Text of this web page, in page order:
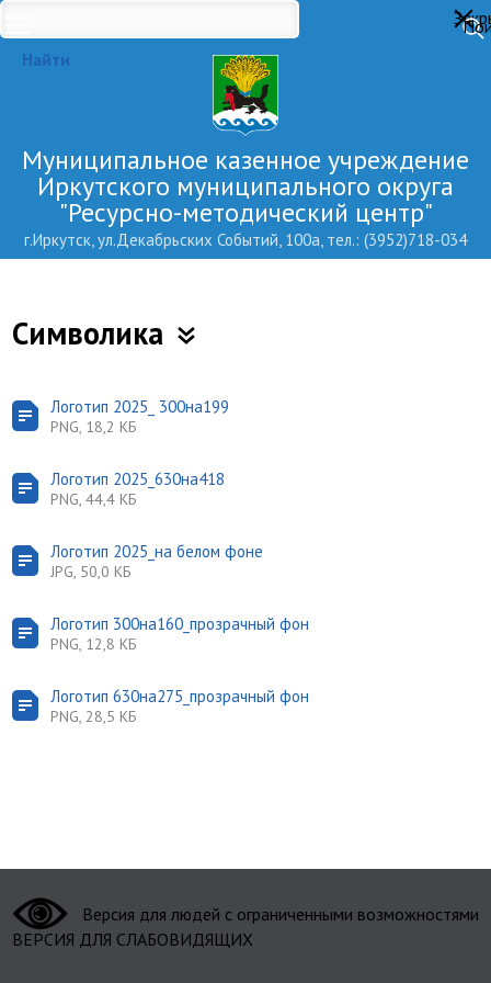
Найти
Муниципальное казенное учреждение
Иркутского муниципального округа
"Ресурсно-методический центр"
г.Иркутск, ул.Декабрьских Событий, 100а, тел.: (3952)718-034
Символика
Логотип 2025_ 300на199
PNG, 18,2 КБ
Логотип 2025_630на418
PNG, 44,4 КБ
Логотип 2025_на белом фоне
JPG, 50,0 КБ
Логотип 300на160_прозрачный фон
PNG, 12,8 КБ
Логотип 630на275_прозрачный фон
PNG, 28,5 КБ
Версия для людей с ограниченными возможностями
ВЕРСИЯ ДЛЯ СЛАБОВИДЯЩИХ